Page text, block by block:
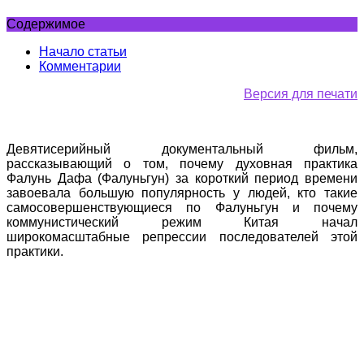
Содержимое
Начало статьи
Комментарии
Версия для печати
Девятисерийный документальный фильм,
рассказывающий о том, почему духовная практика
Фалунь Дафа (Фалуньгун) за короткий период времени
завоевала большую популярность у людей, кто такие
самосовершенствующиеся по Фалуньгун и почему
коммунистический режим Китая начал
широкомасштабные репрессии последователей этой
практики.